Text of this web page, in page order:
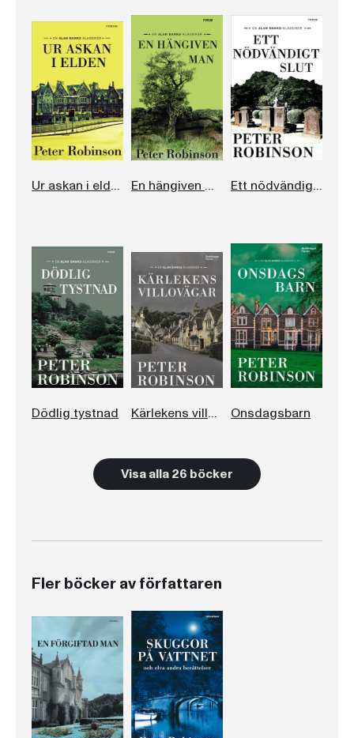
Ur askan i elden En hängiven man Ett nödvändigt slut
Dödlig tystnad Kärlekens villovägar Onsdagsbarn
Visa alla 26 böcker
Fler böcker av författaren